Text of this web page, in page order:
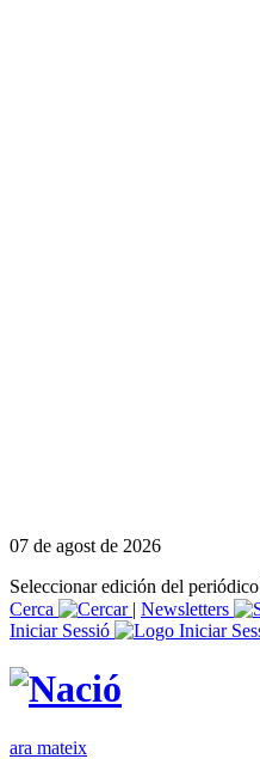
07 de agost de 2026
Seleccionar edición del periódico
Cerca
| Newsletters
Iniciar Sessió
ara mateix